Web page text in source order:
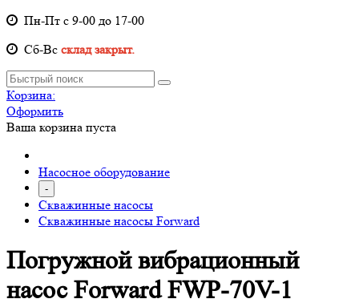
Пн-Пт с 9-00 до 17-00
Cб-Вс склад закрыт.
Корзина:
Оформить
Ваша корзина пуста
Насосное оборудование
-
Скважинные насосы
Скважинные насосы Forward
Погружной вибрационный
насос Forward FWP-70V-1